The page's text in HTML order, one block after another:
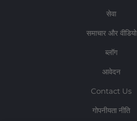
सेवा
समाचार और वीडियो
ब्लॉग
आवेदन
Contact Us
गोपनीयता नीति